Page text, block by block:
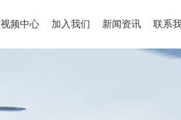
视频中心 加入我们 新闻资讯 联系